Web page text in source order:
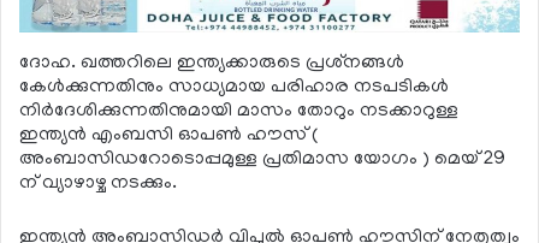
ദോഹ. ഖത്തറിലെ ഇന്ത്യക്കാരുടെ പ്രശ്‌നങ്ങള്‍
കേള്‍ക്കുന്നതിനും സാധ്യമായ പരിഹാര നടപടികള്‍
നിര്‍ദേശിക്കുന്നതിനുമായി മാസം തോറും നടക്കാറുള്ള
ഇന്ത്യന്‍ എംബസി ഓപണ്‍ ഹൗസ് (
അംബാസിഡറോടൊപ്പമുള്ള പ്രതിമാസ യോഗം ) മെയ് 29
ന് വ്യാഴാഴ്ച നടക്കും.
ഇന്ത്യന്‍ അംബാസിഡര്‍ വിപുല്‍ ഓപണ്‍ ഹൗസിന് നേതൃത്വം